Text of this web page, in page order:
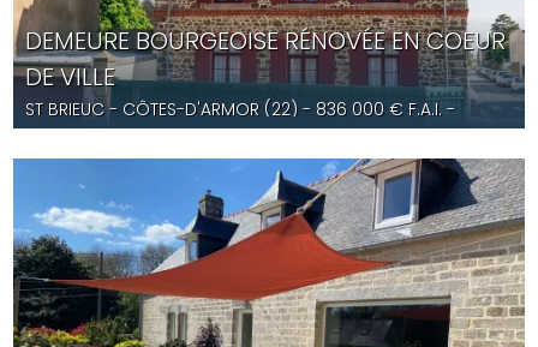
DEMEURE BOURGEOISE RÉNOVÉE EN COEUR
DE VILLE
ST BRIEUC- CÔTES-D'ARMOR (22) - 836 000 € F.A.I. -
YD5650